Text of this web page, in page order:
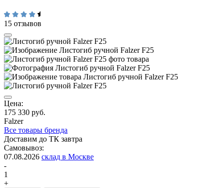
15 отзывов
Цена:
175 330 руб.
Falzer
Все товары бренда
Доставим до ТК завтра
Самовывоз:
07.08.2026 склад в Москве
-
1
+